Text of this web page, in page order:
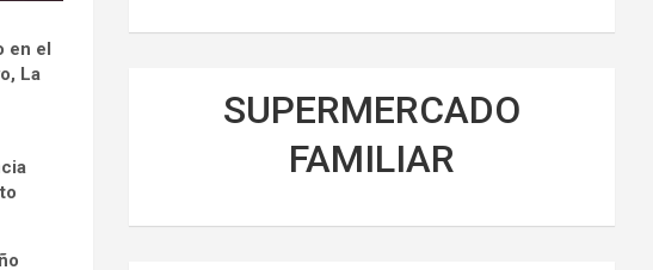
en el
La
SUPERMERCADO
FAMILIAR